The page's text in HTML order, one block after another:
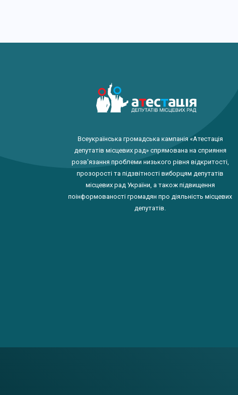
Всеукраїнська громадська кампанія «Атестація
депутатів місцевих рад» спрямована на сприяння
розв'язання проблеми низького рівня відкритості,
прозорості та підзвітності виборцям депутатів
місцевих рад України, а також підвищення
поінформованості громадян про діяльність місцевих
депутатів.